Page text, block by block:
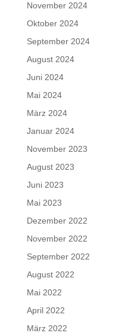
November 2024
Oktober 2024
September 2024
August 2024
Juni 2024
Mai 2024
März 2024
Januar 2024
November 2023
August 2023
Juni 2023
Mai 2023
Dezember 2022
November 2022
September 2022
August 2022
Mai 2022
April 2022
März 2022